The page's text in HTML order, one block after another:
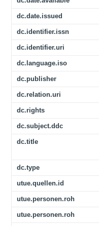
dc.date.issued
dc.identifier.issn
dc.identifier.uri
dc.language.iso
dc.publisher
dc.relation.uri
dc.rights
dc.subject.ddc
dc.title
dc.type
utue.quellen.id
utue.personen.roh
utue.personen.roh